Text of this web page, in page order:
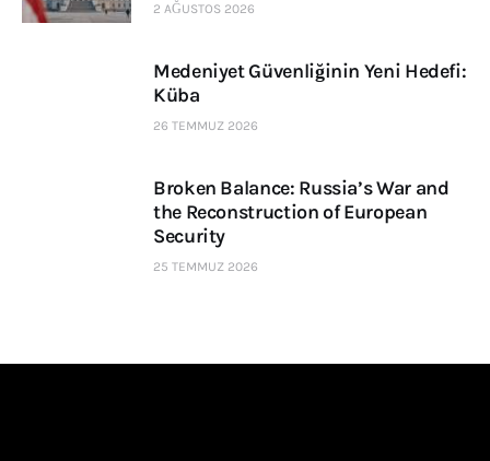
2 AĞUSTOS 2026
Medeniyet Güvenliğinin Yeni Hedefi:
Küba
26 TEMMUZ 2026
Broken Balance: Russia’s War and
the Reconstruction of European
Security
25 TEMMUZ 2026